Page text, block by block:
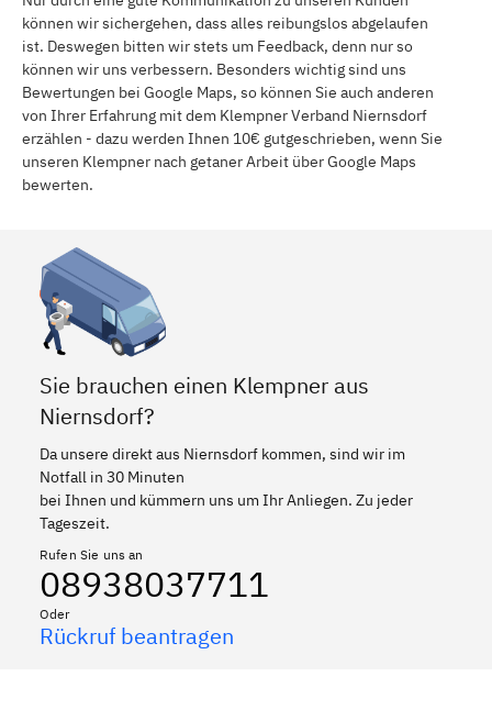
können wir sichergehen, dass alles reibungslos abgelaufen
ist. Deswegen bitten wir stets um Feedback, denn nur so
können wir uns verbessern. Besonders wichtig sind uns
Bewertungen bei Google Maps, so können Sie auch anderen
von Ihrer Erfahrung mit dem Klempner Verband Niernsdorf
erzählen - dazu werden Ihnen 10€ gutgeschrieben, wenn Sie
unseren Klempner nach getaner Arbeit über Google Maps
bewerten.
Sie brauchen einen Klempner aus
Niernsdorf?
Da unsere direkt aus Niernsdorf kommen, sind wir im
Notfall in 30 Minuten
bei Ihnen und kümmern uns um Ihr Anliegen. Zu jeder
Tageszeit.
Rufen Sie uns an
08938037711
Oder
Rückruf beantragen